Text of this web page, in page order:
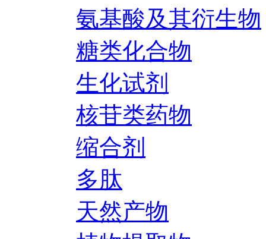
氨基酸及其衍生物
糖类化合物
生化试剂
核苷类药物
缩合剂
多肽
天然产物